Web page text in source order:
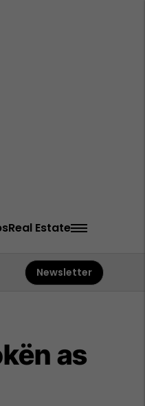
Real Estate
Newsletter
as